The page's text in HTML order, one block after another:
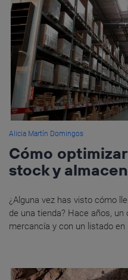
Alicia Martín Domingos
Cómo
stock y
¿Alguna vez has visto cómo
de una tienda? Hace años, un
mercancía y con un listado en